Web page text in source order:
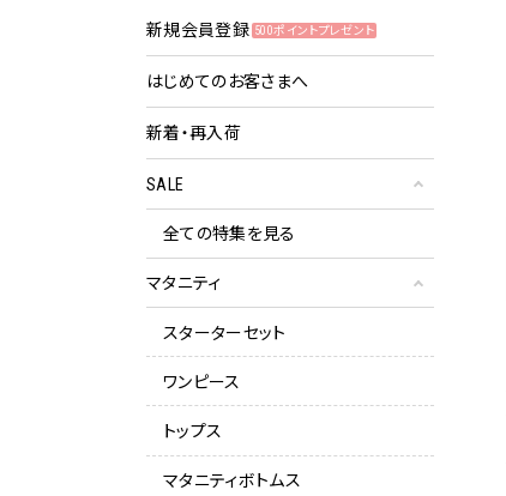
新規会員登録 500ポイントプレゼント
はじめてのお客さまへ
新着・再入荷
SALE
全ての特集を見る
マタニティ
スターターセット
ワンピース
トップス
マタニティボトムス